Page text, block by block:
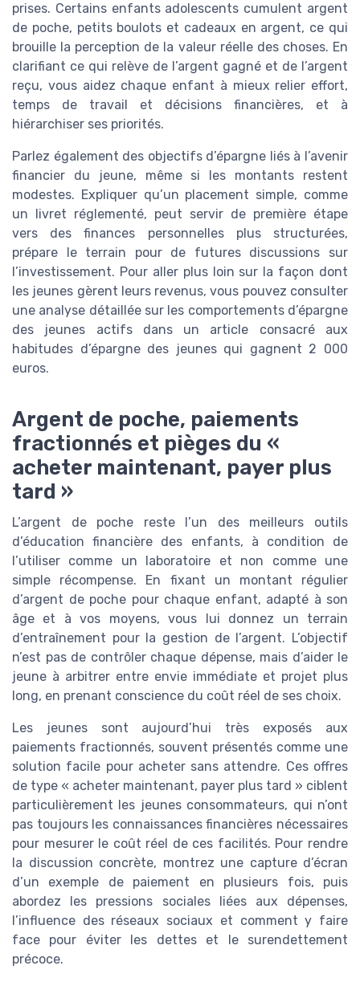
prises. Certains enfants adolescents cumulent argent
de poche, petits boulots et cadeaux en argent, ce qui
brouille la perception de la valeur réelle des choses. En
clarifiant ce qui relève de l’argent gagné et de l’argent
reçu, vous aidez chaque enfant à mieux relier effort,
temps de travail et décisions financières, et à
hiérarchiser ses priorités.
Parlez également des objectifs d’épargne liés à l’avenir
financier du jeune, même si les montants restent
modestes. Expliquer qu’un placement simple, comme
un livret réglementé, peut servir de première étape
vers des finances personnelles plus structurées,
prépare le terrain pour de futures discussions sur
l’investissement. Pour aller plus loin sur la façon dont
les jeunes gèrent leurs revenus, vous pouvez consulter
une analyse détaillée sur les comportements d’épargne
des jeunes actifs dans un article consacré aux
habitudes d’épargne des jeunes qui gagnent 2 000
euros.
Argent de poche, paiements
fractionnés et pièges du «
acheter maintenant, payer plus
tard »
L’argent de poche reste l’un des meilleurs outils
d’éducation financière des enfants, à condition de
l’utiliser comme un laboratoire et non comme une
simple récompense. En fixant un montant régulier
d’argent de poche pour chaque enfant, adapté à son
âge et à vos moyens, vous lui donnez un terrain
d’entraînement pour la gestion de l’argent. L’objectif
n’est pas de contrôler chaque dépense, mais d’aider le
jeune à arbitrer entre envie immédiate et projet plus
long, en prenant conscience du coût réel de ses choix.
Les jeunes sont aujourd’hui très exposés aux
paiements fractionnés, souvent présentés comme une
solution facile pour acheter sans attendre. Ces offres
de type « acheter maintenant, payer plus tard » ciblent
particulièrement les jeunes consommateurs, qui n’ont
pas toujours les connaissances financières nécessaires
pour mesurer le coût réel de ces facilités. Pour rendre
la discussion concrète, montrez une capture d’écran
d’un exemple de paiement en plusieurs fois, puis
abordez les pressions sociales liées aux dépenses,
l’influence des réseaux sociaux et comment y faire
face pour éviter les dettes et le surendettement
précoce.